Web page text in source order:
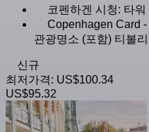
코펜하겐 시청: 타워
Copenhagen Card
관광명소 (포함) 티볼
신규
최저가격: US$100.34
US$95.32